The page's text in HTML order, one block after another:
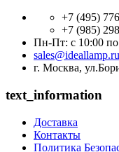
+7 (495)
+7 (985)
Пн-Пт: с 10:00
sales@ideallamp.ru
г. Москва,
text_information
Доставка
Контакты
Политика